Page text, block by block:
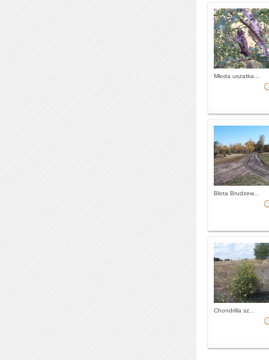
Młoda uszatka...
Błota Brudzew...
Chondrilla sz...